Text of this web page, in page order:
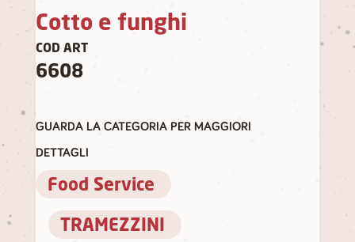
Cotto e funghi
COD ART
6608
GUARDA LA CATEGORIA PER MAGGIORI
DETTAGLI
Food Service
TRAMEZZINI